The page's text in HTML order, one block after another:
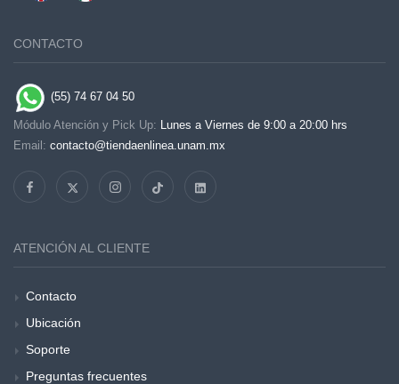
CONTACTO
(55) 74 67 04 50
Módulo Atención y Pick Up: Lunes a Viernes de 9:00 a 20:00 hrs
Email: contacto@tiendaenlinea.unam.mx
ATENCIÓN AL CLIENTE
Contacto
Ubicación
Soporte
Preguntas frecuentes